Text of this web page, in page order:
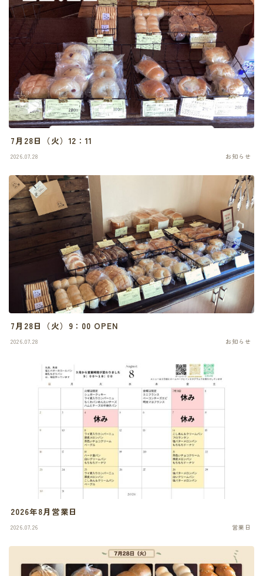
7月28日（火）12：11
2026.07.28 お知らせ
7月28日（火）9：00 OPEN
2026.07.28 お知らせ
2026年8月営業日
2026.07.26 営業日